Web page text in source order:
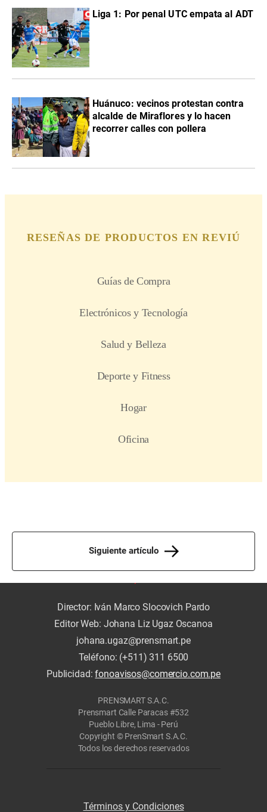
Liga 1: Por penal UTC empata al ADT
Huánuco: vecinos protestan contra
alcalde de Miraflores y lo hacen
recorrer calles con pollera
Siguiente artículo
Director: Iván Marco Slocovich Pardo
Editor Web: Johana Liz Ugaz Oscanoa
johana.ugaz@prensmart.pe
Teléfono: (+511) 311 6500
Publicidad:fonoavisos@comercio.com.pe
PRENSMART S.A.C.
Prensmart Calle Paracas #532
Pueblo Libre, Lima - Perú
Copyright © PrenSmart S.A.C.
Todos los derechos reservados
Términos y Condiciones